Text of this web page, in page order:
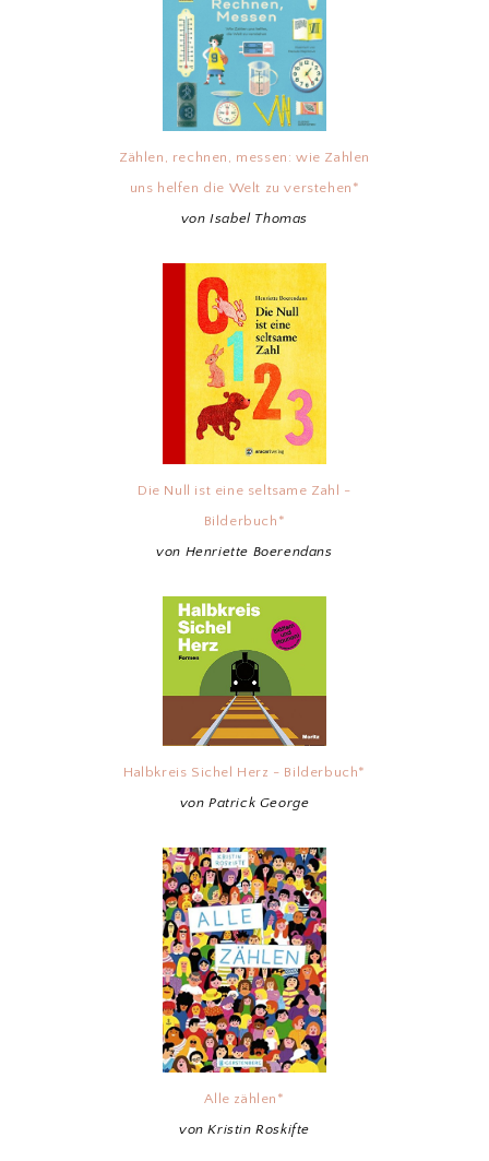
Zählen, rechnen, messen: wie Zahlen
uns helfen die Welt zu verstehen*
von Isabel Thomas
Die Null ist eine seltsame Zahl -
Bilderbuch*
von Henriette Boerendans
Halbkreis Sichel Herz - Bilderbuch*
von Patrick George
Alle zählen*
von Kristin Roskifte